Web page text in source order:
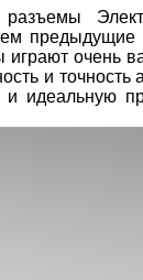
предыдущие
очень
и
идеальную